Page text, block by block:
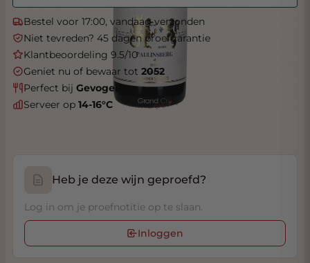
Bestel voor 17:00, vandaag verzonden
Niet tevreden? 45 dagen proefgarantie
Klantbeoordeling 9.5/10
Geniet nu of bewaar tot 2052
Perfect bij Gevogelte
Serveer op 14-16°C
Heb je deze wijn geproefd?
Log in om je proefnotitie op te slaan.
Inloggen